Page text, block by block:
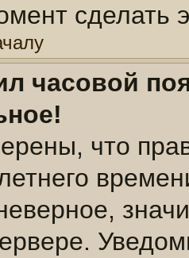
сделать
часовой
что